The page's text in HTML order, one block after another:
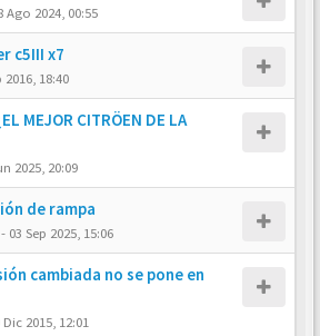
Ago 2024, 00:55
c5III x7
2016, 18:40
MEJOR CITRÖEN DE LA
2025, 20:09
de rampa
- 03 Sep 2025, 15:06
cambiada no se pone en
Dic 2015, 12:01